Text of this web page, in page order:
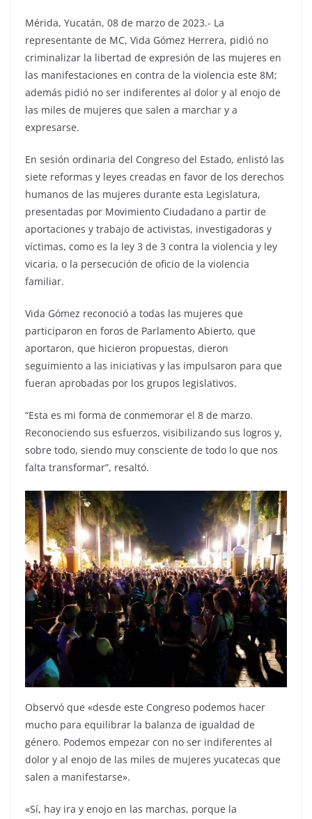
Mérida, Yucatán, 08 de marzo de 2023.- La
representante de MC, Vida Gómez Herrera, pidió no
criminalizar la libertad de expresión de las mujeres en
las manifestaciones en contra de la violencia este 8M;
además pidió no ser indiferentes al dolor y al enojo de
las miles de mujeres que salen a marchar y a
expresarse.
En sesión ordinaria del Congreso del Estado, enlistó las
siete reformas y leyes creadas en favor de los derechos
humanos de las mujeres durante esta Legislatura,
presentadas por Movimiento Ciudadano a partir de
aportaciones y trabajo de activistas, investigadoras y
víctimas, como es la ley 3 de 3 contra la violencia y ley
vicaria, o la persecución de oficio de la violencia
familiar.
Vida Gómez reconoció a todas las mujeres que
participaron en foros de Parlamento Abierto, que
aportaron, que hicieron propuestas, dieron
seguimiento a las iniciativas y las impulsaron para que
fueran aprobadas por los grupos legislativos.
“Esta es mi forma de conmemorar el 8 de marzo.
Reconociendo sus esfuerzos, visibilizando sus logros y,
sobre todo, siendo muy consciente de todo lo que nos
falta transformar”, resaltó.
Observó que «desde este Congreso podemos hacer
mucho para equilibrar la balanza de igualdad de
género. Podemos empezar con no ser indiferentes al
dolor y al enojo de las miles de mujeres yucatecas que
salen a manifestarse».
«Sí, hay ira y enojo en las marchas, porque la